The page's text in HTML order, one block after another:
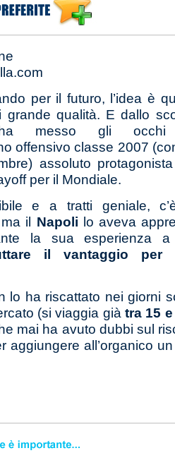
per il futuro, l’idea è
grande qualità. E dallo
ha messo gli
offensivo classe 2007
assoluto
per il Mondiale.
e a tratti geniale,
il Napoli lo aveva
la sua esperienza a
il vantaggio per
lo ha riscattato nei giorni
(si viaggia giàtra 15
mai ha avuto dubbi sul
aggiungere all’organico